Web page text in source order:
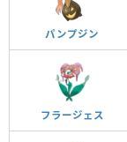
パンプジン
フラージェス